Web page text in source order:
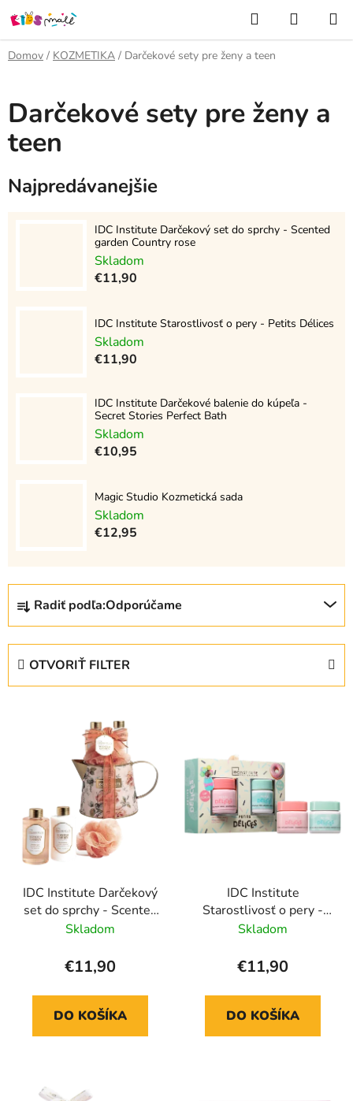
Prejsť
na
obsah
Hľadať
KOŠÍK
Domov / KOZMETIKA / Darčekové sety pre ženy a teen
Darčekové sety pre ženy a
teen
Najpredávanejšie
IDC Institute Darčekový set do sprchy - Scented
garden Country rose
Skladom
€11,90
IDC Institute Starostlivosť o pery - Petits Délices
Skladom
€11,90
IDC Institute Darčekové balenie do kúpeľa -
Secret Stories Perfect Bath
Skladom
€10,95
Magic Studio Kozmetická sada
Skladom
€12,95
R
d
Radiť podľa:Odporúčame
OTVORIŤ FILTER
IDC Institute Darčekový
set do sprchy - Scented
garden Country rose
Skladom
€11,90
DO KOŠÍKA
IDC Institute
Starostlivosť o pery -
Petits Délices
Skladom
€11,90
DO KOŠÍKA